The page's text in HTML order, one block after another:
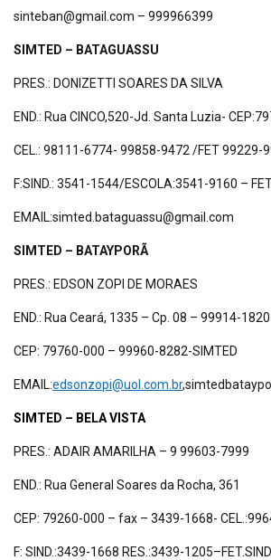
sinteban@gmail.com – 999966399
SIMTED – BATAGUASSU
PRES.: DONIZETTI SOARES DA SILVA
END.: Rua CINCO,520-Jd. Santa Luzia-
CEL.: 98111-6774- 99858-9472 /FET 99229-
F:SIND.: 3541-1544/ESCOLA:3541-9160 –
EMAIL:simted.bataguassu@gmail.com
SIMTED – BATAYPORÃ
PRES.: EDSON ZOPI DE MORAES
END.: Rua Ceará, 1335 – Cp. 08 – 99914-1820
CEP: 79760-000 – 99960-8282-SIMTED
EMAIL:edsonzopi@uol.com.br
SIMTED – BELA VISTA
PRES.: ADAIR AMARILHA – 9 99603-7999
END.: Rua General Soares da Rocha, 361
CEP: 79260-000 – fax – 3439-1668-
F: SIND.:3439-1668 RES.:3439-